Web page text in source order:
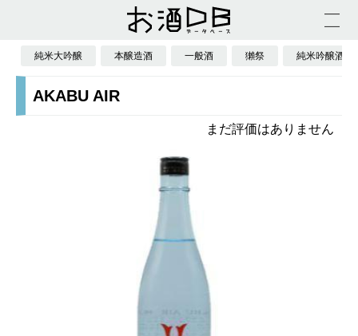
純米大吟醸 本醸造酒 一般酒 獺祭 純米吟醸酒
AKABU AIR
まだ評価はありません